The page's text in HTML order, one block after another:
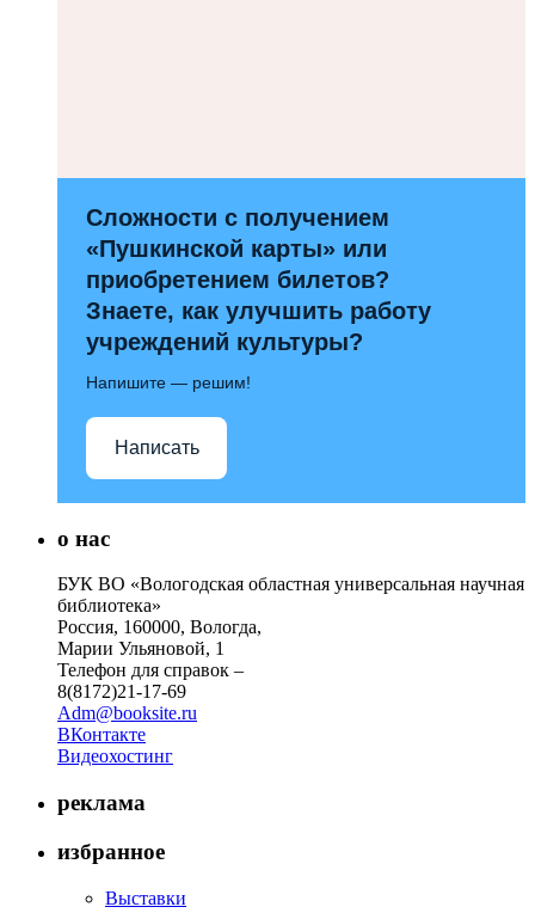
Сложности с получением
«Пушкинской карты» или
приобретением билетов?
Знаете, как улучшить работу
учреждений культуры?
Напишите — решим!
Написать
о нас
БУК ВО «Вологодская областная универсальная научная
библиотека»
Россия, 160000, Вологда,
Марии Ульяновой, 1
Телефон для справок –
8(8172)21-17-69
Adm@booksite.ru
ВКонтакте
Видеохостинг
реклама
избранное
Выставки